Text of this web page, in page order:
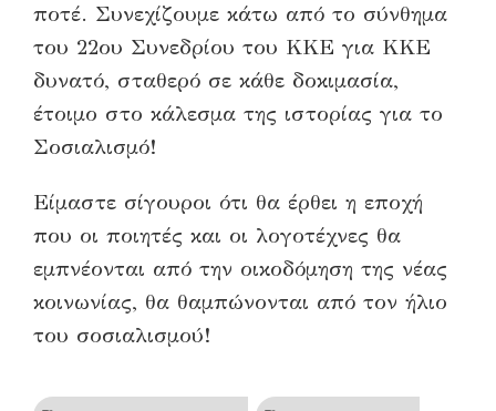
ποτέ. Συνεχίζουμε κάτω από το σύνθημα
του 22ου Συνεδρίου του ΚΚΕ για ΚΚΕ
δυνατό, σταθερό σε κάθε δοκιμασία,
έτοιμο στο κάλεσμα της ιστορίας για το
Σοσιαλισμό!
Είμαστε σίγουροι ότι θα έρθει η εποχή
που οι ποιητές και οι λογοτέχνες θα
εμπνέονται από την οικοδόμηση της νέας
κοινωνίας, θα θαμπώνονται από τον ήλιο
του σοσιαλισμού!